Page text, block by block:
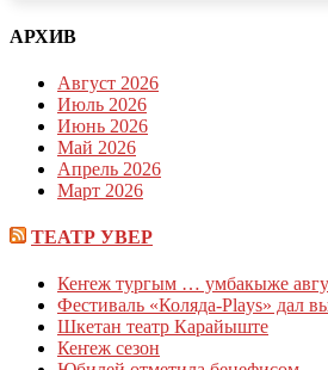
АРХИВ
Август 2026
Июль 2026
Июнь 2026
Май 2026
Апрель 2026
Март 2026
ТЕАТР УВЕР
Кеҥеж тургым … умбакыже
Фестиваль «Коляда-Plays» дал
Шкетан театр Карайыште
Кеҥеж сезон